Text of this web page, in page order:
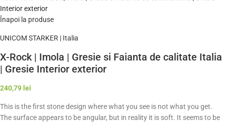
Interior exterior
Înapoi la produse
UNICOM STARKER | Italia
X-Rock | Imola | Gresie si Faianta de calitate Italia
| Gresie Interior exterior
240,79 lei
This is the first stone design where what you see is not what you get.
The surface appears to be angular, but in reality it is soft. It seems to be